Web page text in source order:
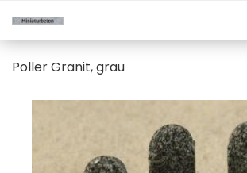
Poller Granit, grau